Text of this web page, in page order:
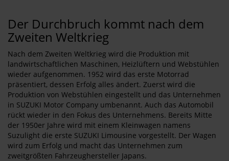
Der Durchbruch kommt nach dem
Zweiten Weltkrieg
Nach dem Zweiten Weltkrieg wird die Produktion mit
landwirtschaftlichen Maschinen, Heizlüftern und Webstühlen
wieder aufgenommen. 1952 wird das erste Motorrad
präsentiert, dessen Erfolg alles ändert. Zuerst wird die
Produktion von Webstühlen eingestellt und das Unternehmen
in SUZUKI Motor Company umbenannt. Auch das Automobil
rückt wieder in den Fokus des Unternehmens. Bereits Mitte
der 1950er Jahre wird mit einem Kleinwagen namens
Suzulight die erste SUZUKI Limousine vorgestellt. Der Wagen
wird zum Erfolg und macht das Unternehmen zum
zweitgrößten Fahrzeughersteller Japans.